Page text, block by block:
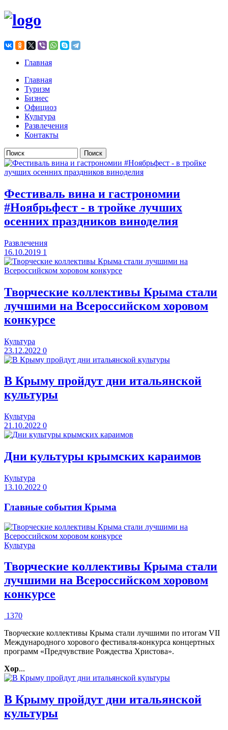
Главная
Главная
Туризм
Бизнес
Официоз
Культура
Развлечения
Контакты
Форма поиска
Фестиваль вина и гастрономии
#Ноябрьфест - в тройке лучших
осенних праздников виноделия
Развлечения
16.10.2019 1
Творческие коллективы Крыма стали
лучшими на Всероссийском хоровом
конкурсе
Культура
23.12.2022 0
В Крыму пройдут дни итальянской
культуры
Культура
21.10.2022 0
Дни культуры крымских караимов
Культура
13.10.2022 0
Главные события Крыма
Культура
Творческие коллективы Крыма стали
лучшими на Всероссийском хоровом
конкурсе
1370
Творческие коллективы Крыма стали лучшими по итогам VII
Международного хорового фестиваля-конкурса концертных
программ «Предчувствие Рождества Христова».
Хор...
В Крыму пройдут дни итальянской
культуры